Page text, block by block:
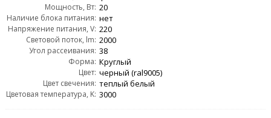
Мощность, Вт: 20
Наличие блока питания: нет
Напряжение питания, V: 220
Световой поток, lm: 2000
Угол рассеивания: 38
Форма: Круглый
Цвет: черный (ral9005)
Цвет свечения: теплый белый
Цветовая температура, K: 3000